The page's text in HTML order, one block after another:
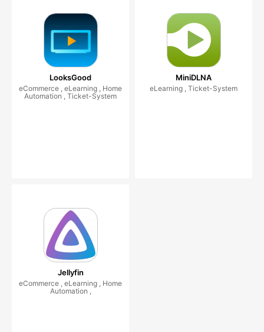
LooksGood
eCommerce , eLearning , Home
Automation , Ticket-System
MiniDLNA
eLearning , Ticket-System
Jellyfin
eCommerce , eLearning , Home
Automation ,